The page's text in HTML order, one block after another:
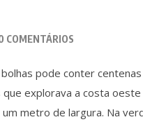
COMENTÁRIOS
pode conter
explorava a costa
metro de largura. Na